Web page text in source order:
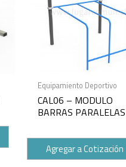
Equipamiento Deportivo
CAL06 – MODULO
BARRAS PARALELAS
Agregar a Cotización